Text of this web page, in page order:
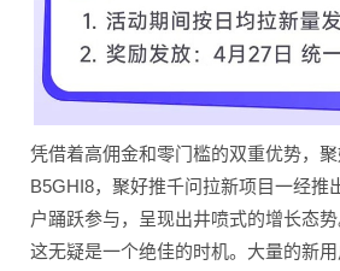
凭借着高佣金和零门槛的双重优势，
B5GHI8， 聚好推千问拉新项目一经推
户踊跃参与，呈现出井喷式的增长态
这无疑是一个绝佳的时机。大量的新用